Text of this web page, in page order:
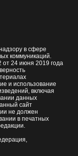
в сфере
коммуникаций.
24 июня 2019 года
и использование
включая
данных
сайт
не должен
в печатных